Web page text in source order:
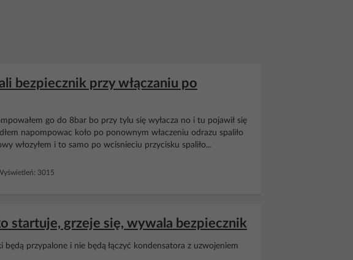
bezpiecznik przy włączaniu po
go do 8bar bo przy tylu się wyłacza no i tu pojawił się
napompowac koło po ponownym właczeniu odrazu spaliło
włozyłem i to samo po wcisnieciu przycisku spaliło...
3015
startuje, grzeje się, wywala bezpiecznik
przypalone i nie będą łączyć kondensatora z uzwojeniem